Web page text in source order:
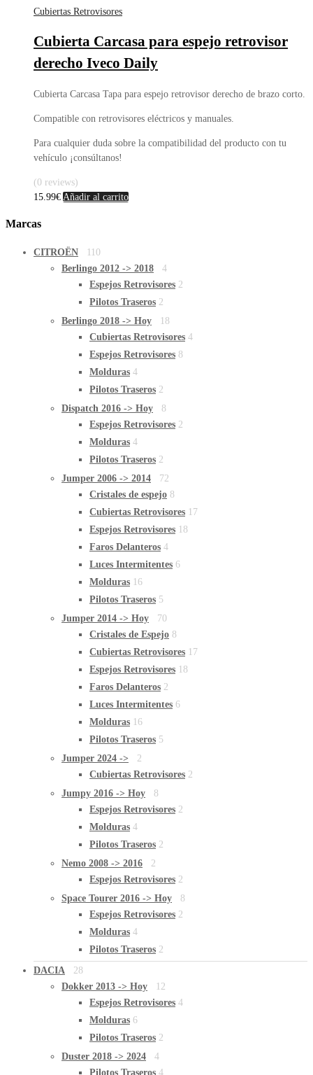
Cubiertas Retrovisores
Cubierta Carcasa para espejo retrovisor
derecho Iveco Daily
Cubierta Carcasa Tapa para espejo retrovisor derecho de brazo corto.
Compatible con retrovisores eléctricos y manuales.
Para cualquier duda sobre la compatibilidad del producto con tu
vehículo ¡consúltanos!
(0 reviews)
15.99€ Añadir al carrito
Marcas
CITROËN
110
Berlingo 2012 -> 2018
4
Espejos Retrovisores 2
Pilotos Traseros 2
Berlingo 2018 -> Hoy
18
Cubiertas Retrovisores 4
Espejos Retrovisores 8
Molduras 4
Pilotos Traseros 2
Dispatch 2016 -> Hoy
8
Espejos Retrovisores 2
Molduras 4
Pilotos Traseros 2
Jumper 2006 -> 2014
72
Cristales de espejo 8
Cubiertas Retrovisores 17
Espejos Retrovisores 18
Faros Delanteros 4
Luces Intermitentes 6
Molduras 16
Pilotos Traseros 5
Jumper 2014 -> Hoy
70
Cristales de Espejo 8
Cubiertas Retrovisores 17
Espejos Retrovisores 18
Faros Delanteros 2
Luces Intermitentes 6
Molduras 16
Pilotos Traseros 5
Jumper 2024 ->
2
Cubiertas Retrovisores 2
Jumpy 2016 -> Hoy
8
Espejos Retrovisores 2
Molduras 4
Pilotos Traseros 2
Nemo 2008 -> 2016
2
Espejos Retrovisores 2
Space Tourer 2016 -> Hoy
8
Espejos Retrovisores 2
Molduras 4
Pilotos Traseros 2
DACIA
28
Dokker 2013 -> Hoy
12
Espejos Retrovisores 4
Molduras 6
Pilotos Traseros 2
Duster 2018 -> 2024
4
Pilotos Traseros 4